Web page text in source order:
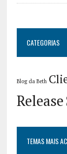
CATEGORIAS
Blog da Beth
Release
TEMAS MAIS